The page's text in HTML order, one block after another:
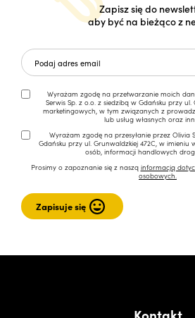
Zapisz się do
aby być na bieżąco z
Wyrażam zgodę na przetwarzanie moich
Serwis Sp. z o.o. z siedzibą w Gdańsku przy
marketingowych, w tym związanych z
lub usług własnych oraz
Wyrażam zgodę na przesyłanie przez Olivia
Gdańsku przy ul. Grunwaldzkiej 472C, w imieniu
osób, informacji handlowych
Prosimy o zapoznanie się z naszą informacją
osobowych.